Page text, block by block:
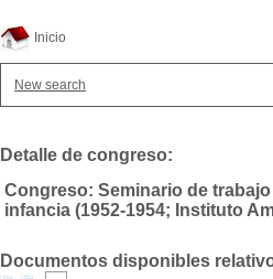
Inicio
New search
Detalle de congreso:
Congreso: Seminario de
infancia (1952-1954; Instituto
Documentos disponibles